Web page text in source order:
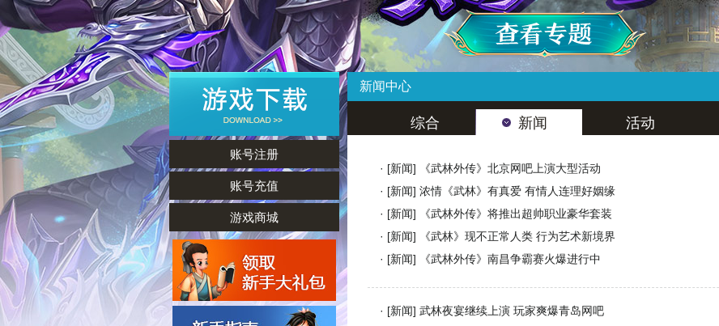
账号注册
账号充值
游戏商城
新闻中心
综合 新闻 活动
· [新闻] 《武林外传》北京网吧上演大型活动
· [新闻] 浓情《武林》有真爱 有情人连理好姻缘
· [新闻] 《武林外传》将推出超帅职业豪华套装
· [新闻] 《武林》现不正常人类 行为艺术新境界
· [新闻] 《武林外传》南昌争霸赛火爆进行中
· [新闻] 武林夜宴继续上演 玩家爽爆青岛网吧